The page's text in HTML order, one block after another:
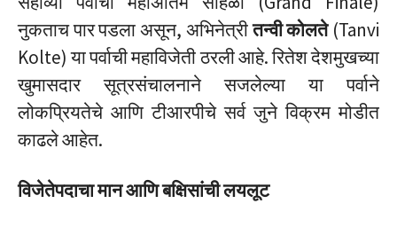
नुकताच पार पडला असून, अभिनेत्रीतन्वी कोलते(Tanvi
Kolte) या पर्वाची महाविजेती ठरली आहे.रितेश देशमुखच्या
खुमासदार सूत्रसंचालनाने सजलेल्या या पर्वाने
लोकप्रियतेचे आणि टीआरपीचे सर्व जुने विक्रम मोडीत
काढले आहेत.
विजेतेपदाचा मान आणि बक्षिसांची लयलूट